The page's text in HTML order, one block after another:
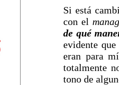
Si está
con el
de qué
evidente
eran para
totalmente
tono de